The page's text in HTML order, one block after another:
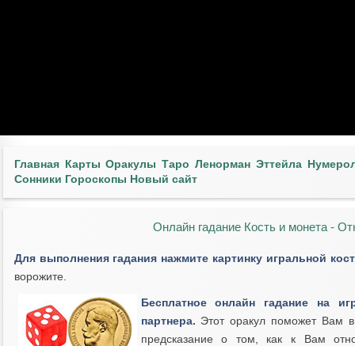
Главная Карты Оракулы Таро Ленорман Эттейла
Сонники Гороскопы Новый сайт
Онлайн гадание Кость и монета -
Для выполнения гадания нажмите картинку игральной
ворожите.
Бесплатное онлайн гадание на
партнера. Этот оракул поможет Вам
предсказание о том, как к Вам